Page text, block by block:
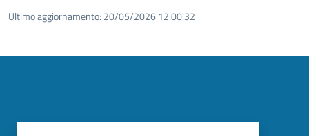
Ultimo aggiornamento: 20/05/2026 12:00.32